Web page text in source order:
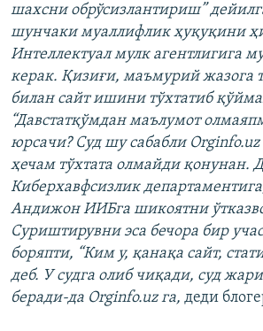
шахсни обрўсизлантириш”
шунчаки муаллифлик ҳуқуқини
Интеллектуал мулк агентлигига
керак. Қизиғи, маъмурий жазога
билан сайт ишини тўхтатиб
“Давстатқўмдан маълумот
юрсачи? Суд шу сабабли
ҳечам тўхтата олмайди қонунан.
Киберхавфсизлик
Андижон ИИБга шикоятни
Суриштирувни эса бечора бир
боряпти, “Ким у, қанақа сайт,
деб. У судга олиб чиқади, суд
беради-да Orginfo.uz га, деди